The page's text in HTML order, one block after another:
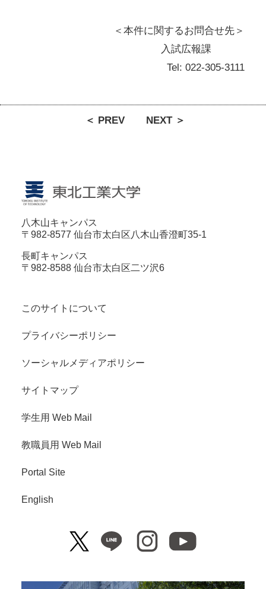
＜本件に関するお問合せ先＞
入試広報課
Tel: 022-305-3111
＜ PREV NEXT ＞
八木山キャンパス
〒982-8577 仙台市太白区八木山香澄町35-1
長町キャンパス
〒982-8588 仙台市太白区二ツ沢6
このサイトについて
プライバシーポリシー
ソーシャルメディアポリシー
サイトマップ
学生用 Web Mail
教職員用 Web Mail
Portal Site
English